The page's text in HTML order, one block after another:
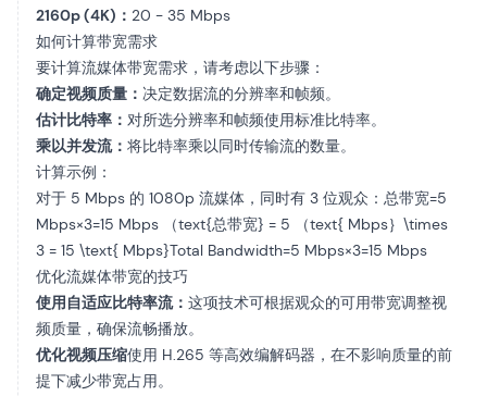
2160p (4K)： 20 - 35 Mbps
如何计算带宽需求
要计算流媒体带宽需求，请考虑以下步骤：
确定视频质量： 决定数据流的分辨率和帧频。
估计比特率： 对所选分辨率和帧频使用标准比特率。
乘以并发流： 将比特率乘以同时传输流的数量。
计算示例：
对于 5 Mbps 的 1080p 流媒体，同时有 3 位观众：总带宽=5
Mbps×3=15 Mbps （text{总带宽} = 5 （text{ Mbps｝\times
3 = 15 \text{ Mbps}Total Bandwidth=5 Mbps×3=15 Mbps
优化流媒体带宽的技巧
使用自适应比特率流： 这项技术可根据观众的可用带宽调整视
频质量，确保流畅播放。
优化视频压缩使用 H.265 等高效编解码器，在不影响质量的前
提下减少带宽占用。